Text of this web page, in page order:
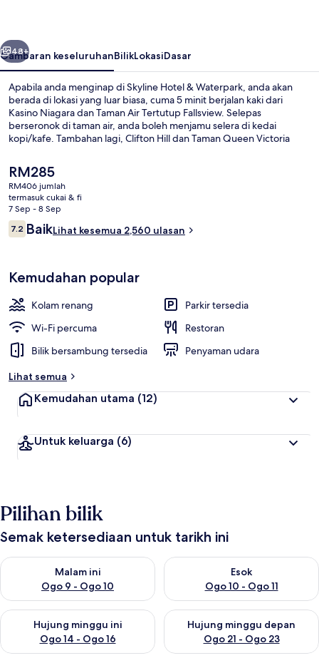
Seterusnya
48+
Gambaran keseluruhanBilikLokasiDasar
Apabila anda menginap di Skyline Hotel & Waterpark, anda akan
berada di lokasi yang luar biasa, cuma 5 minit berjalan kaki dari
Kasino Niagara dan Taman Air Tertutup Fallsview. Selepas
berseronok di taman air, anda boleh menjamu selera di kedai
kopi/kafe. Tambahan lagi, Clifton Hill dan Taman Queen Victoria
Kakitangan dan lokasi mendapat pujian daripada pengembara lain.
Harga
semasa
ialah
RM285
RM285
RM406 jumlah
termasuk cukai & fi
7 Sep - 8 Sep
Ulasan
7.27.2 daripada 10
BaikLihat kesemua 2,560 ulasan
Kemudahan popular
Kolam renang
Parkir tersedia
Wi-Fi percuma
Restoran
Bilik bersambung tersedia
Penyaman udara
Lihat semua
Kemudahan utama (12)
Untuk keluarga (6)
Pilihan bilik
Semak ketersediaan untuk tarikh ini
Malam ini
Ogo 9 - Ogo 10
Semak ketersediaan untuk malam ini Ogo 9 - Ogo 10
Esok
Ogo 10 - Ogo 11
Semak ketersediaan untuk
Hujung minggu ini
Ogo 14 - Ogo 16
Semak ketersediaan untuk hujung minggu ini Ogo 14 - Ogo 16
Hujung minggu depan
Ogo 21 - Ogo 23
Semak ketersediaan untuk